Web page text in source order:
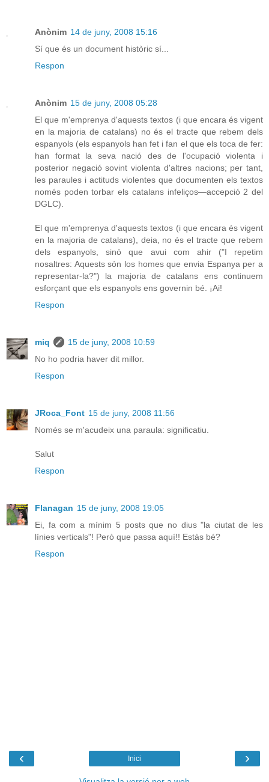
Anònim 14 de juny, 2008 15:16
Sí que és un document històric sí...
Respon
Anònim 15 de juny, 2008 05:28
El que m'emprenya d'aquests textos (i que encara és vigent
en la majoria de catalans) no és el tracte que rebem dels
espanyols (els espanyols han fet i fan el que els toca de fer:
han format la seva nació des de l'ocupació violenta i
posterior negació sovint violenta d'altres nacions; per tant,
les paraules i actituds violentes que documenten els textos
només poden torbar els catalans infeliços—accepció 2 del
DGLC).
El que m'emprenya d'aquests textos (i que encara és vigent
en la majoria de catalans), deia, no és el tracte que rebem
dels espanyols, sinó que avui com ahir ("I repetim
nosaltres: Aquests són los homes que envia Espanya per a
representar-la?") la majoria de catalans ens continuem
esforçant que els espanyols ens governin bé. ¡Ai!
Respon
miq
15 de juny, 2008 10:59
No ho podria haver dit millor.
Respon
JRoca_Font 15 de juny, 2008 11:56
Només se m'acudeix una paraula: significatiu.
Salut
Respon
Flanagan 15 de juny, 2008 19:05
Ei, fa com a mínim 5 posts que no dius "la ciutat de les
línies verticals"! Però que passa aquí!! Estàs bé?
Respon
‹ ›
Inici